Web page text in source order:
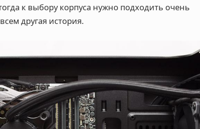
к выбору корпуса нужно подходить очень
другая история.